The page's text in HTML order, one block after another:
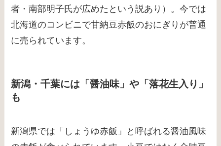
者・南部明子氏が広めたという説あり）。今では
北海道のコンビニで甘納豆赤飯のおにぎりが普通
に売られています。
新潟・千葉には「醤油味」や「落花生入り」
も
新潟県では「しょうゆ赤飯」と呼ばれる醤油風味